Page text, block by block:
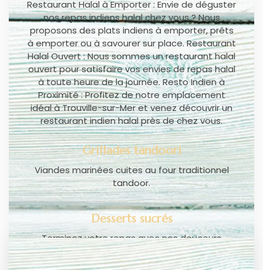
Restaurant Halal à Emporter : Envie de déguster
nos repas indiens halal chez vous ? Nous
proposons des plats indiens à emporter, prêts
à emporter ou à savourer sur place. Restaurant
Halal Ouvert : Nous sommes un restaurant halal
ouvert pour satisfaire vos envies de repas halal
à toute heure de la journée. Resto Indien à
Proximité : Profitez de notre emplacement
idéal à Trouville-sur-Mer et venez découvrir un
restaurant indien halal près de chez vous.
Grillades tandoori
Viandes marinées cuites au four traditionnel
tandoor.
Desserts sucrés
Terminez votre repas avec nos douceurs
exotiques.